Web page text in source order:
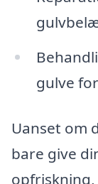
gulve
Uanset om
bare give